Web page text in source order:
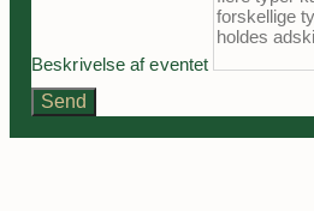
Beskrivelse af eventet
Send